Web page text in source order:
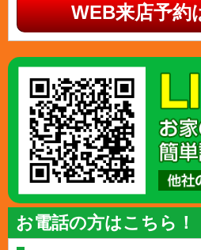
WEB来店予約
お電話の方はこちら！